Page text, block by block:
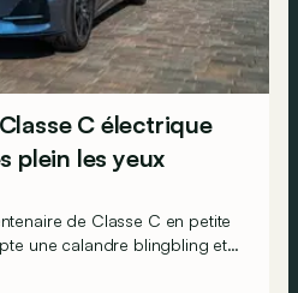
C électrique
plein les yeux
de Classe C en petite
une calandre blingbling et